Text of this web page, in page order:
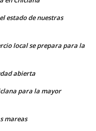
estado de nuestras
local se prepara para la
abierta
para la mayor
mareas